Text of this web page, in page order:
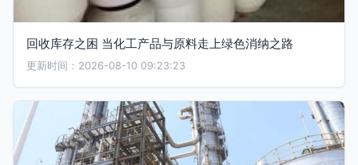
回收库存之困 当化工产品与原料走上绿色消纳之路
更新时间：2026-08-10 09:23:23